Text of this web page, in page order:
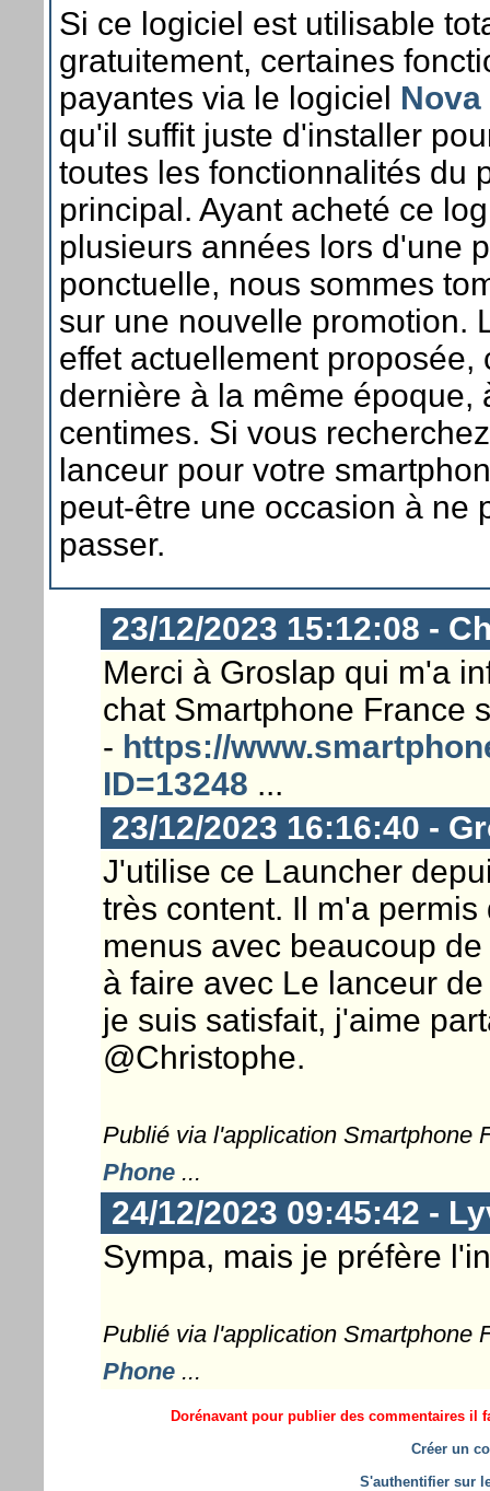
Si ce logiciel est utilisable
gratuitement, certaines
payantes via le logiciel
qu'il suffit juste d'installer
toutes les fonctionnalités du
principal. Ayant acheté ce
plusieurs années lors d'une
ponctuelle, nous sommes
sur une nouvelle promotion.
effet actuellement proposée,
dernière à la même époque,
centimes. Si vous
lanceur pour votre
peut-être une occasion à ne
passer.
23/12/2023 15:12:08 -
Merci à Groslap qui m'a
chat Smartphone France
- https://
ID=13248 ...
23/12/2023 16:16:40 -
J'utilise ce Launcher
très content. Il m'a
menus avec beaucoup
à faire avec Le lanceur
je suis satisfait, j'aime
@Christophe.
Publié via l'application Smartphone
Phone...
24/12/2023 09:45:42 -
Sympa, mais je préfère
Publié via l'application Smartphone
Phone...
Dorénavant pour publier des commentaires il
Créer un
S'authentifier sur